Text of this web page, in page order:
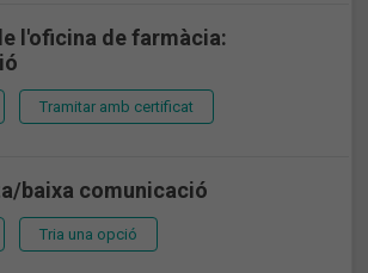
l'oficina de farmàcia:
Tramitar amb certificat
baixa comunicació
Tria una opció